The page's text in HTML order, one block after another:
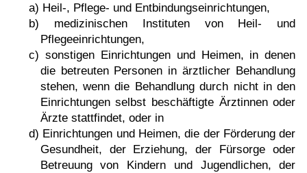
a) Heil-, Pflege- und Entbindungseinrichtungen,
b) medizinischen Instituten von Heil- und
Pflegeeinrichtungen,
c) sonstigen Einrichtungen und Heimen, in denen
die betreuten Personen in ärztlicher Behandlung
stehen, wenn die Behandlung durch nicht in den
Einrichtungen selbst beschäftigte Ärztinnen oder
Ärzte stattfindet, oder in
d) Einrichtungen und Heimen, die der Förderung der
Gesundheit, der Erziehung, der Fürsorge oder
Betreuung von Kindern und Jugendlichen, der